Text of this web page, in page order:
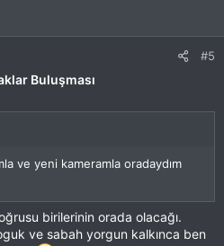
#5
Buluşması
ve yeni kameramla oradaydım
birilerinin orada olacağı.
ve sabah yorgun kalkınca ben